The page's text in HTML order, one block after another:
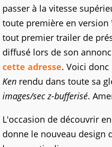
passer à la vitesse
toute première en
tout premier trailer de
diffusé lors de son
cette adresse. Voici
Ken rendu dans toute sa
images/sec z-bufferisé.
L'occasion de découvrir
donne le nouveau design